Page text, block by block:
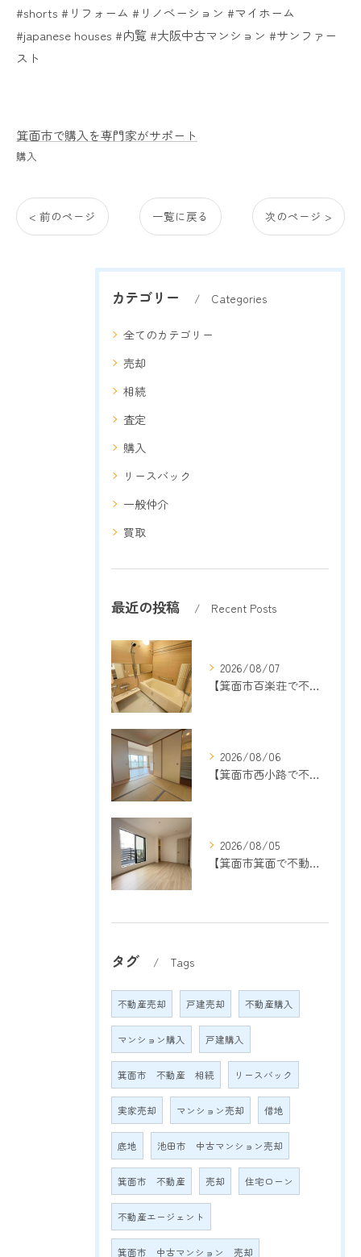
#shorts​ #リフォーム​ #リノベーション​ #マイホーム​
#japanese​ houses #内覧​ #大阪中古マンション​ #サンファー
スト​
箕面市で購入を専門家がサポート
購入
< 前のページ 一覧に戻る 次のページ >
カテゴリー Categories
全てのカテゴリー
売却
相続
査定
購入
リースバック
一般仲介
買取
最近の投稿 Recent Posts
2026/08/07
【箕面市百楽荘で不動産売却をご検討中の方へ】地域密着13年以上の売却専門店が成功のポイントを解説
2026/08/06
【箕面市西小路で不動産売却をご検討中の方へ】地域密着13年以上の売却専門店が成功のポイントを解説
2026/08/05
【箕面市箕面で不動産売却をご検討中の方へ】地域密着13年以上の売却専門店が売却成功のポイントを解説
タグ Tags
不動産売却 戸建売却 不動産購入
マンション購入 戸建購入
箕面市 不動産 相続 リースバック
実家売却 マンション売却 借地
底地 池田市 中古マンション売却
箕面市 不動産 売却 住宅ローン
不動産エージェント
箕面市 中古マンション 売却